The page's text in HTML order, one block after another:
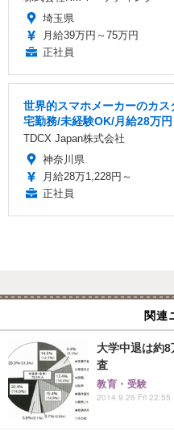
埼玉県
月給39万円～75万円
正社員
世界的スマホメーカーのカ
宅勤務/未経験OK/月給28万円
TDCX Japan株式会社
神奈川県
月給28万1,228円～
正社員
関連
大学中退は約
査
教育・受験
2014.9.26 Fri 22:55